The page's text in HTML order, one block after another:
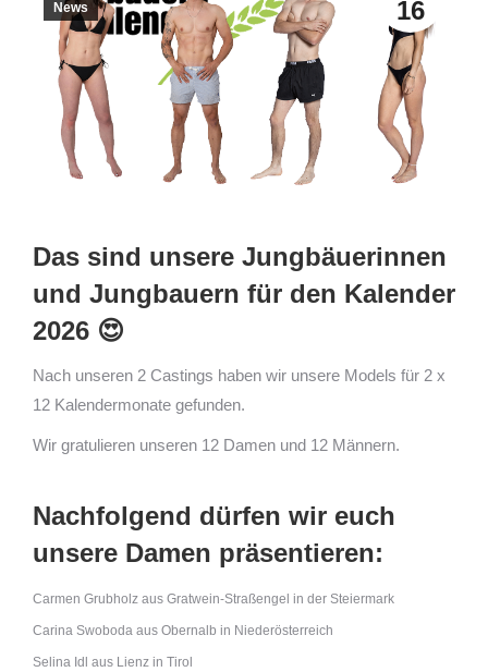
16
News
Das sind unsere Jungbäuerinnen
und Jungbauern für den Kalender
2026 😍
Nach unseren 2 Castings haben wir unsere Models für 2 x
12 Kalendermonate gefunden.
Wir gratulieren unseren 12 Damen und 12 Männern.
Nachfolgend dürfen wir euch
unsere Damen präsentieren:
Carmen Grubholz aus Gratwein-Straßengel in der Steiermark
Carina Swoboda aus Obernalb in Niederösterreich
Selina Idl aus Lienz in Tirol